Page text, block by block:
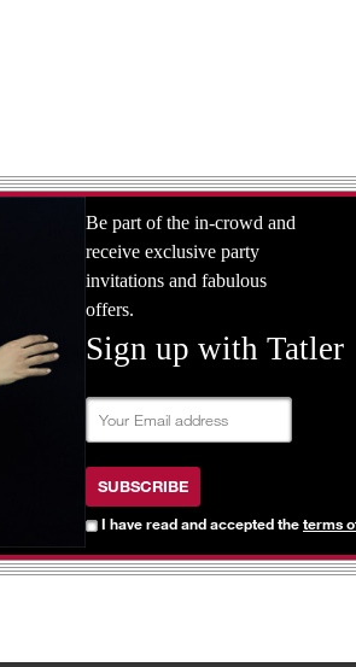
Be part of the in-crowd and
receive exclusive party
invitations and fabulous
offers.
Sign up with Tatler
SUBSCRIBE
I have read and accepted theterms